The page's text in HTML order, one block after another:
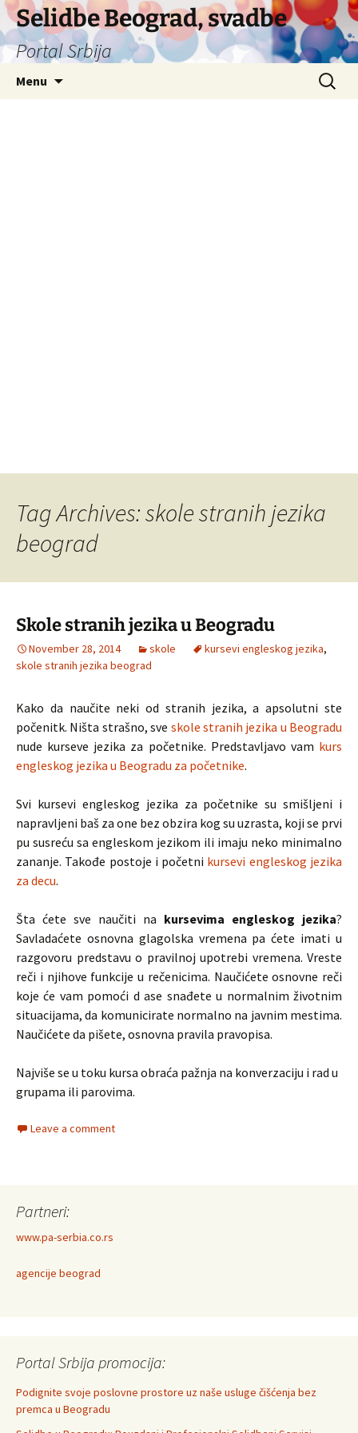
Selidbe Beograd, svadbe
Portal Srbija
Menu
Search
for:
Tag Archives: skole stranih jezika
beograd
Skole stranih jezika u Beogradu
November 28, 2014 skole kursevi engleskog jezika,
skole stranih jezika beograd
Kako da naučite neki od stranih jezika, a apsolutni ste
počenitk. Ništa strašno, sve skole stranih jezika u Beogradu
nude kurseve jezika za početnike. Predstavljavo vam kurs
engleskog jezika u Beogradu za početnike.
Svi kursevi engleskog jezika za početnike su smišljeni i
napravljeni baš za one bez obzira kog su uzrasta, koji se prvi
pu susreću sa engleskom jezikom ili imaju neko minimalno
zananje. Takođe postoje i početni kursevi engleskog jezika
za decu.
Šta ćete sve naučiti na kursevima engleskog jezika?
Savladaćete osnovna glagolska vremena pa ćete imati u
razgovoru predstavu o pravilnoj upotrebi vremena. Vreste
reči i njihove funkcije u rečenicima. Naučićete osnovne reči
koje će vam pomoći d ase snađete u normalnim životnim
situacijama, da komunicirate normalno na javnim mestima.
Naučićete da pišete, osnovna pravila pravopisa.
Najviše se u toku kursa obraća pažnja na konverzaciju i rad u
grupama ili parovima.
Leave a comment
Partneri:
www.pa-serbia.co.rs
agencije beograd
Portal Srbija promocija:
Podignite svoje poslovne prostore uz naše usluge čišćenja bez
premca u Beogradu